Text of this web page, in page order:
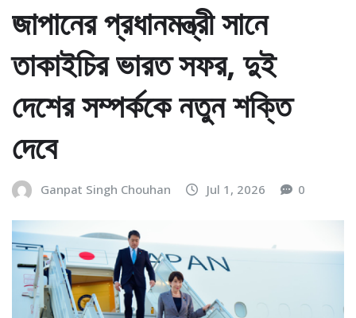
জাপানের প্রধানমন্ত্রী সানে
তাকাইচির ভারত সফর, দুই
দেশের সম্পর্ককে নতুন শক্তি
দেবে
Ganpat Singh Chouhan Jul 1, 2026 0